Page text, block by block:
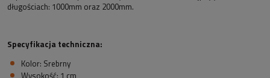
długościach: 1000mm oraz 2000mm.
Specyfikacja techniczna:
Kolor: Srebrny